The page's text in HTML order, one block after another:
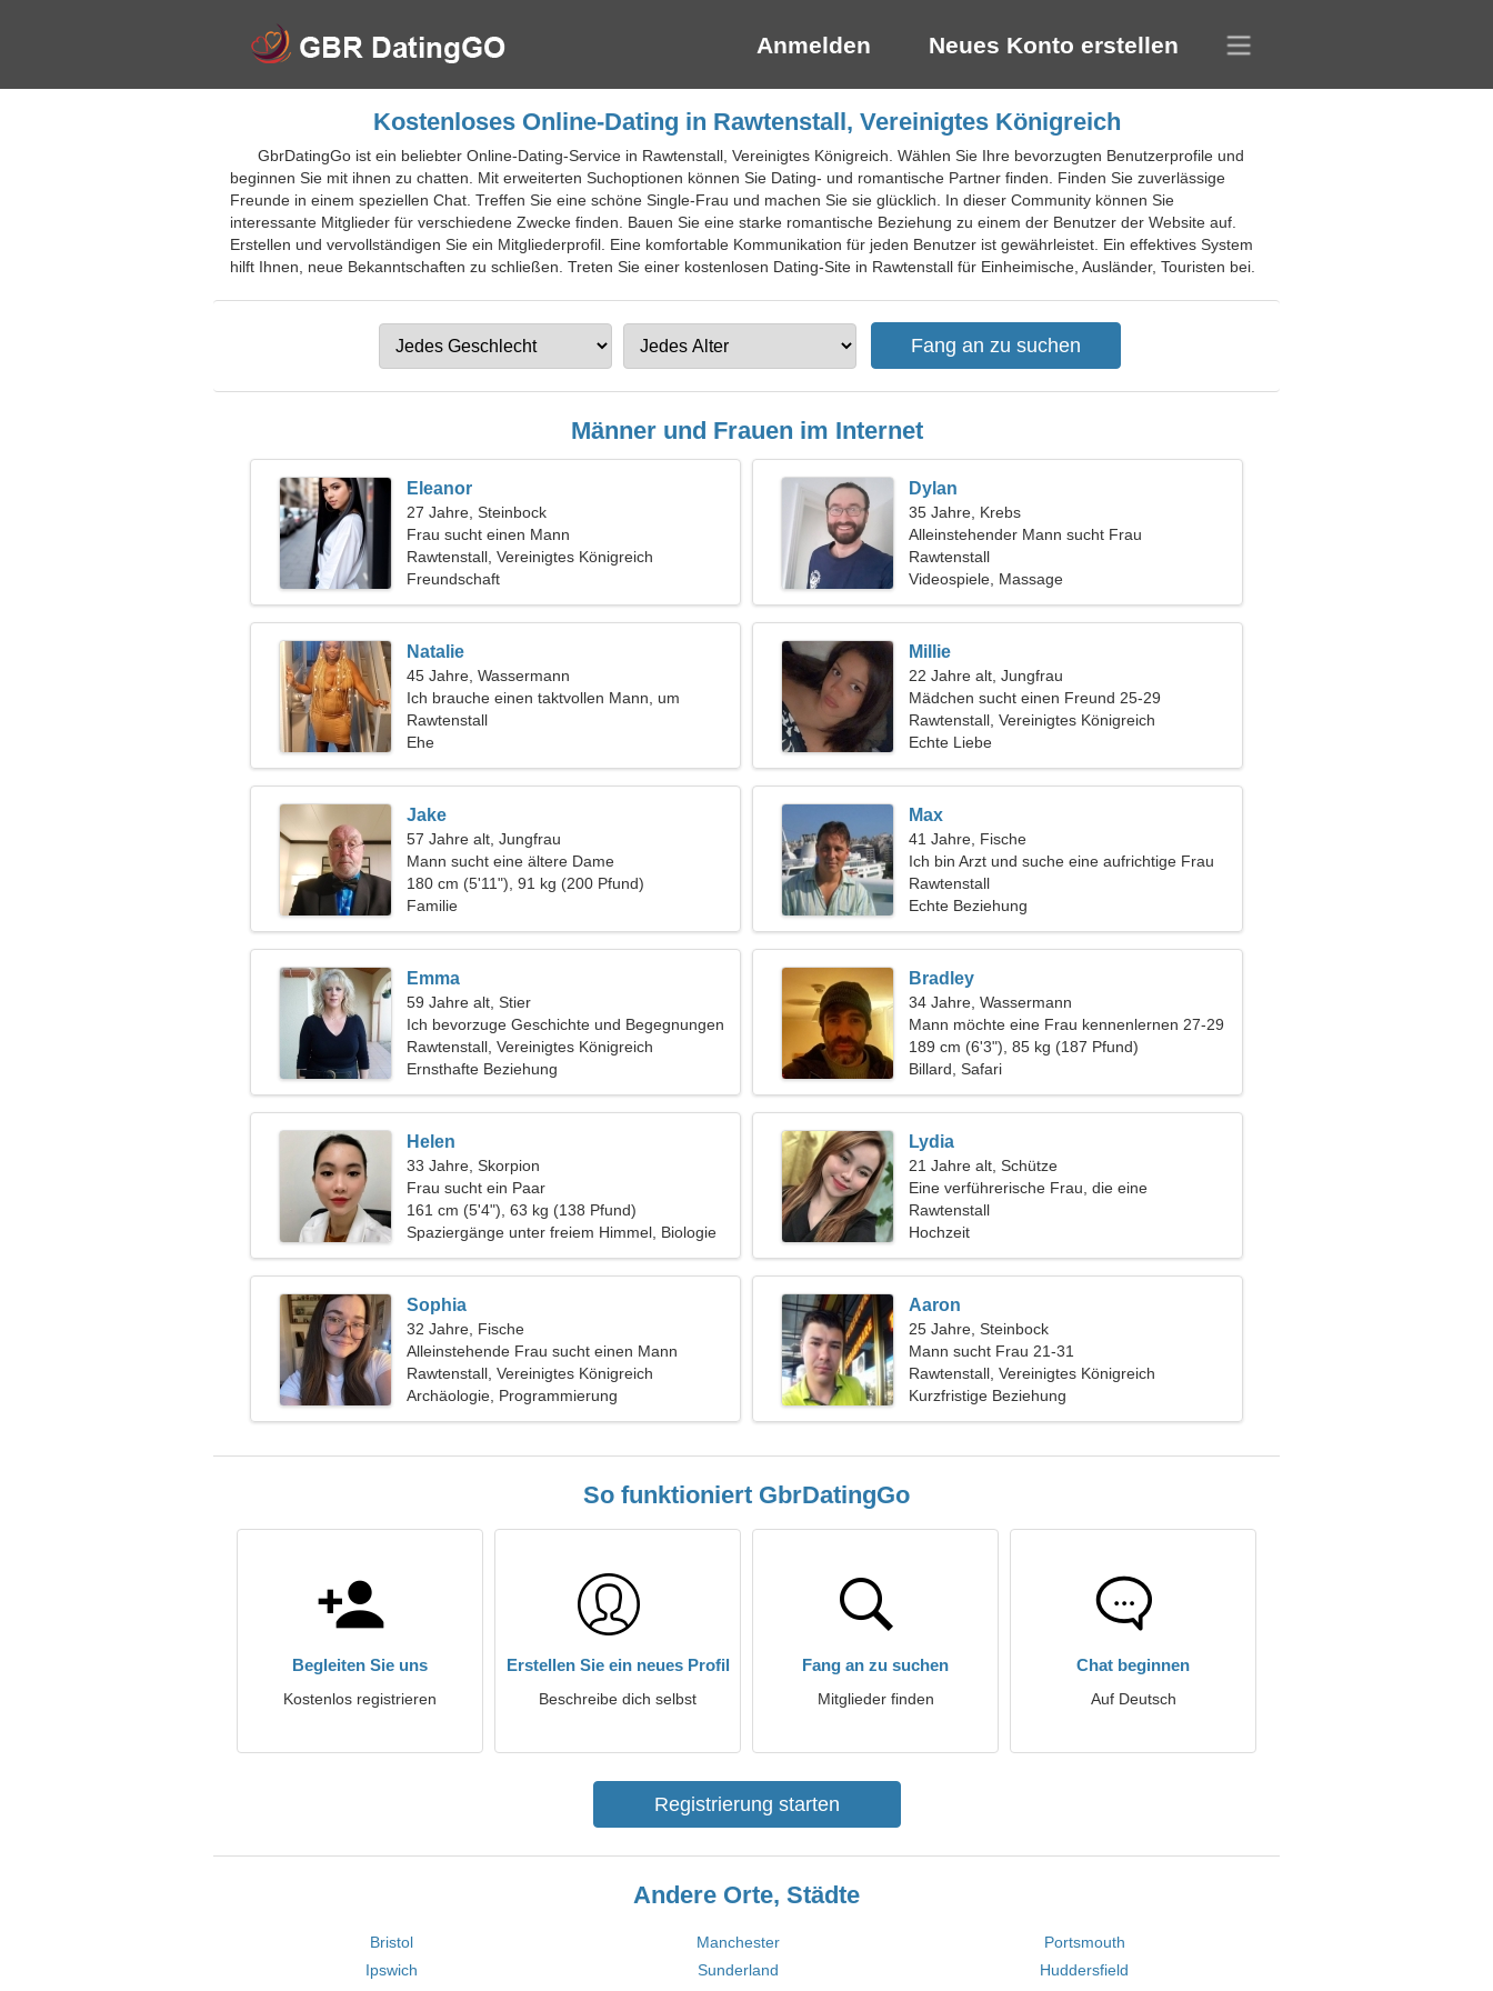
Anmelden Neues Konto erstellen
Kostenloses Online-Dating in Rawtenstall, Vereinigtes Königreich
GbrDatingGo ist ein beliebter Online-Dating-Service in Rawtenstall, Vereinigtes Königreich. Wählen Sie Ihre bevorzugten Benutzerprofile und
beginnen Sie mit ihnen zu chatten. Mit erweiterten Suchoptionen können Sie Dating- und romantische Partner finden. Finden Sie zuverlässige
Freunde in einem speziellen Chat. Treffen Sie eine schöne Single-Frau und machen Sie sie glücklich. In dieser Community können Sie
interessante Mitglieder für verschiedene Zwecke finden. Bauen Sie eine starke romantische Beziehung zu einem der Benutzer der Website auf.
Erstellen und vervollständigen Sie ein Mitgliederprofil. Eine komfortable Kommunikation für jeden Benutzer ist gewährleistet. Ein effektives System
hilft Ihnen, neue Bekanntschaften zu schließen. Treten Sie einer kostenlosen Dating-Site in Rawtenstall für Einheimische, Ausländer, Touristen bei.
Männer und Frauen im Internet
Eleanor
27 Jahre, Steinbock
Frau sucht einen Mann
Rawtenstall, Vereinigtes Königreich
Freundschaft
Dylan
35 Jahre, Krebs
Alleinstehender Mann sucht Frau
Rawtenstall
Videospiele, Massage
Natalie
45 Jahre, Wassermann
Ich brauche einen taktvollen Mann, um
zusammen zu kochen
Rawtenstall
Ehe
Millie
22 Jahre alt, Jungfrau
Mädchen sucht einen Freund 25-29
Rawtenstall, Vereinigtes Königreich
Echte Liebe
Jake
57 Jahre alt, Jungfrau
Mann sucht eine ältere Dame
180 cm (5'11"), 91 kg (200 Pfund)
Familie
Max
41 Jahre, Fische
Ich bin Arzt und suche eine aufrichtige Frau
Rawtenstall
Echte Beziehung
Emma
59 Jahre alt, Stier
Ich bevorzuge Geschichte und Begegnungen
Rawtenstall, Vereinigtes Königreich
Ernsthafte Beziehung
Bradley
34 Jahre, Wassermann
Mann möchte eine Frau kennenlernen 27-29
189 cm (6'3"), 85 kg (187 Pfund)
Billard, Safari
Helen
33 Jahre, Skorpion
Frau sucht ein Paar
161 cm (5'4"), 63 kg (138 Pfund)
Spaziergänge unter freiem Himmel, Biologie
Lydia
21 Jahre alt, Schütze
Eine verführerische Frau, die eine
leidenschaftliche Beziehung sucht
Rawtenstall
Hochzeit
Sophia
32 Jahre, Fische
Alleinstehende Frau sucht einen Mann
Rawtenstall, Vereinigtes Königreich
Archäologie, Programmierung
Aaron
25 Jahre, Steinbock
Mann sucht Frau 21-31
Rawtenstall, Vereinigtes Königreich
Kurzfristige Beziehung
So funktioniert GbrDatingGo
Begleiten Sie uns
Kostenlos registrieren
Erstellen Sie ein neues Profil
Beschreibe dich selbst
Fang an zu suchen
Mitglieder finden
Chat beginnen
Auf Deutsch
Registrierung starten
Andere Orte, Städte
Bristol Manchester
Portsmouth
Ipswich
Sunderland
Huddersfield